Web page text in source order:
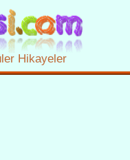
Hikayeler